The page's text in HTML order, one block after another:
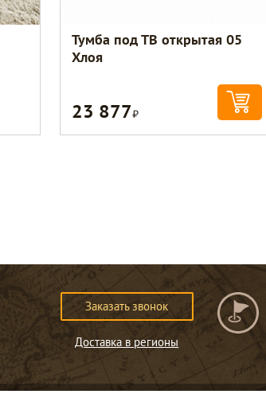
Тумба под ТВ открытая 05
Хлоя
23 877Р
Заказать звонок
Доставка в регионы